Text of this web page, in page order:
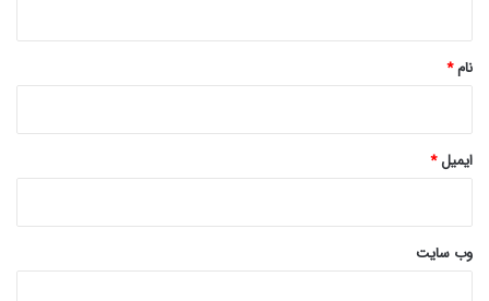
نام*
ایمیل*
وب‌ سایت